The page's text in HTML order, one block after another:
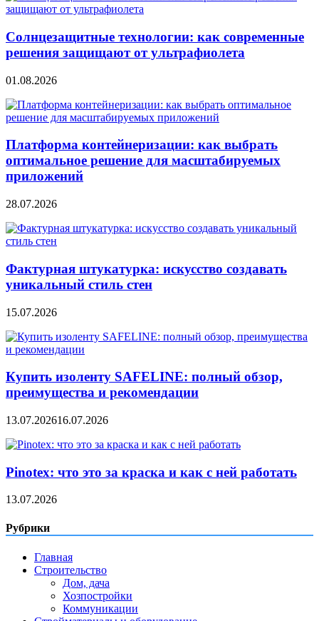
Солнцезащитные технологии: как современные
решения защищают от ультрафиолета
01.08.2026
Платформа контейнеризации: как выбрать
оптимальное решение для масштабируемых
приложений
28.07.2026
Фактурная штукатурка: искусство создавать
уникальный стиль стен
15.07.2026
Купить изоленту SAFELINE: полный обзор,
преимущества и рекомендации
13.07.202616.07.2026
Pinotex: что это за краска и как с ней работать
13.07.2026
Рубрики
Главная
Строительство
Дом, дача
Хозпостройки
Коммуникации